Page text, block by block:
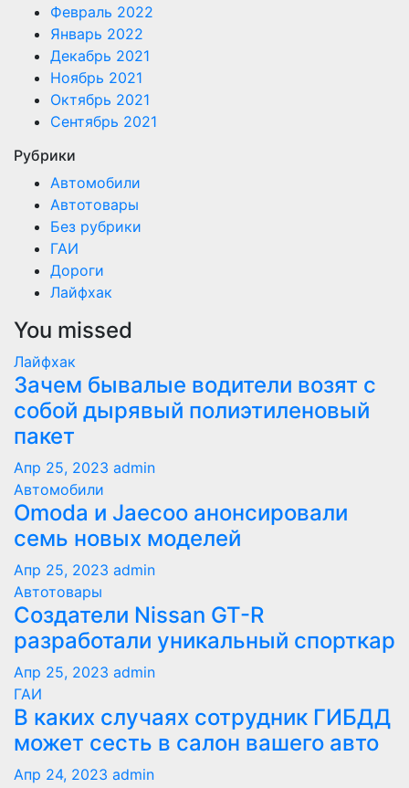
Февраль 2022
Январь 2022
Декабрь 2021
Ноябрь 2021
Октябрь 2021
Сентябрь 2021
Рубрики
Автомобили
Автотовары
Без рубрики
ГАИ
Дороги
Лайфхак
You missed
Лайфхак
Зачем бывалые водители возят с
собой дырявый полиэтиленовый
пакет
Апр 25, 2023 admin
Автомобили
Оmoda и Jaecoo анонсировали
семь новых моделей
Апр 25, 2023 admin
Автотовары
Создатели Nissan GT-R
разработали уникальный спорткар
Апр 25, 2023 admin
ГАИ
В каких случаях сотрудник ГИБДД
может сесть в салон вашего авто
Апр 24, 2023 admin